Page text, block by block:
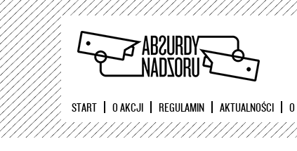
START O AKCJI REGULAMIN AKTUALNOŚCI